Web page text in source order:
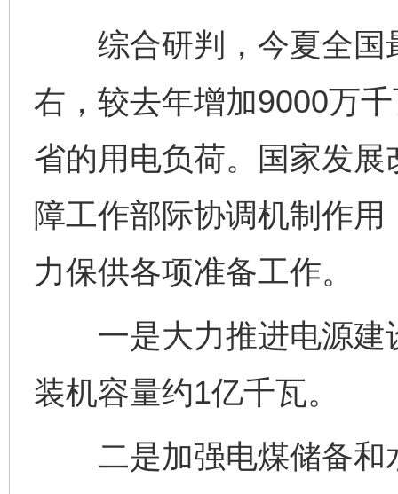
综合研判，今夏全国
右，较去年增加9000万
省的用电负荷。国家发
障工作部际协调机制作
力保供各项准备工作。
一是大力推进电源建
装机容量约1亿千瓦。
二是加强电煤储备和